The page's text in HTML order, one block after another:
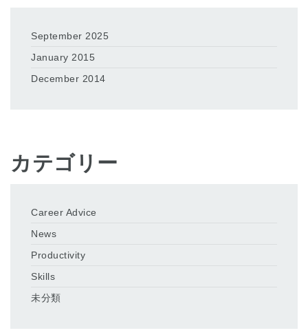
September 2025
January 2015
December 2014
カテゴリー
Career Advice
News
Productivity
Skills
未分類